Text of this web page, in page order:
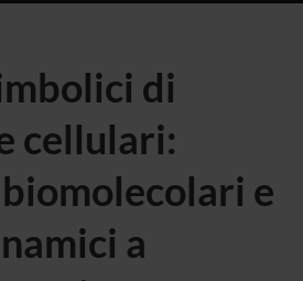
di
cellulari:
e
a